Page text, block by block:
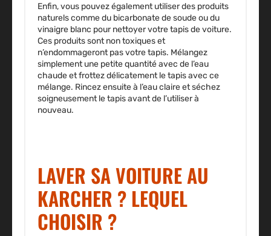
Enfin, vous pouvez également utiliser des produits
naturels comme du bicarbonate de soude ou du
vinaigre blanc pour nettoyer votre tapis de voiture.
Ces produits sont non toxiques et
n’endommageront pas votre tapis. Mélangez
simplement une petite quantité avec de l’eau
chaude et frottez délicatement le tapis avec ce
mélange. Rincez ensuite à l’eau claire et séchez
soigneusement le tapis avant de l’utiliser à
nouveau.
LAVER SA VOITURE AU
KARCHER ? LEQUEL
CHOISIR ?